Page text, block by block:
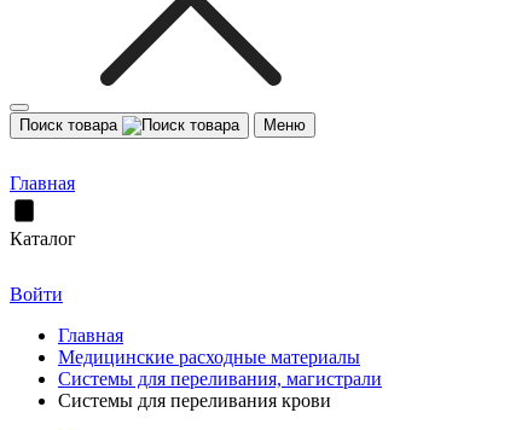
Поиск товара Меню
Главная
Каталог
Войти
Главная
Медицинские расходные материалы
Системы для переливания, магистрали
Системы для переливания крови